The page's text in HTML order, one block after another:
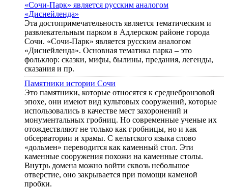
«Сочи-Парк» является русским аналогом
«Диснейленда»
Эта достопримечательность является тематическим и
развлекательным парком в Адлерском районе города
Сочи. «Сочи-Парк» является русским аналогом
«Диснейленда». Основная тематика парка – это
фольклор: сказки, мифы, былины, предания, легенды,
сказания и пр.
Памятники истории Сочи
Это памятники, которые относятся к среднебронзовой
эпохе, они имеют вид культовых сооружений, которые
использовались в качестве мест захоронений и
монументальных гробниц. Но современные ученые их
отождествляют не только как гробницы, но и как
обсерватории и храмы. С кельтского языка слово
«дольмен» переводится как каменный стол. Эти
каменные сооружения похожи на каменные столы.
Внутрь домена можно войти сквозь небольшое
отверстие, оно закрывается при помощи каменой
пробки.